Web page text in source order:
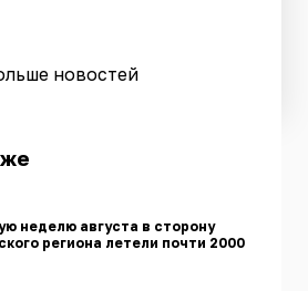
новостей
неделю августа в сторону
региона летели почти 2000